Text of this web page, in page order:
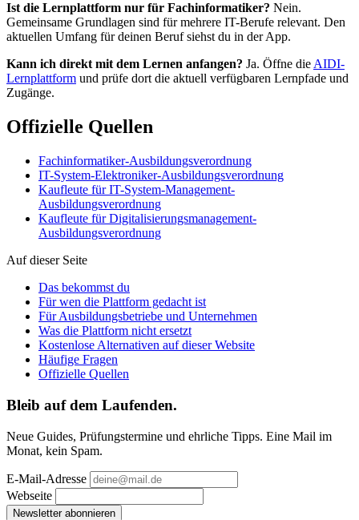
Ist die Lernplattform nur für Fachinformatiker? Nein.
Gemeinsame Grundlagen sind für mehrere IT-Berufe relevant. Den
aktuellen Umfang für deinen Beruf siehst du in der App.
Kann ich direkt mit dem Lernen anfangen? Ja. Öffne die AIDI-
Lernplattform und prüfe dort die aktuell verfügbaren Lernpfade und
Zugänge.
Offizielle Quellen
Fachinformatiker-Ausbildungsverordnung
IT-System-Elektroniker-Ausbildungsverordnung
Kaufleute für IT-System-Management-
Ausbildungsverordnung
Kaufleute für Digitalisierungsmanagement-
Ausbildungsverordnung
Auf dieser Seite
Das bekommst du
Für wen die Plattform gedacht ist
Für Ausbildungsbetriebe und Unternehmen
Was die Plattform nicht ersetzt
Kostenlose Alternativen auf dieser Website
Häufige Fragen
Offizielle Quellen
Bleib auf dem Laufenden.
Neue Guides, Prüfungstermine und ehrliche Tipps. Eine Mail im
Monat, kein Spam.
E-Mail-Adresse
Webseite
Newsletter abonnieren